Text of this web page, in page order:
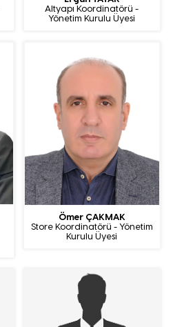
Altyapı Koordinatörü -
Yönetim Kurulu Üyesi
Ömer ÇAKMAK
Store Koordinatörü - Yönetim
Kurulu Üyesi